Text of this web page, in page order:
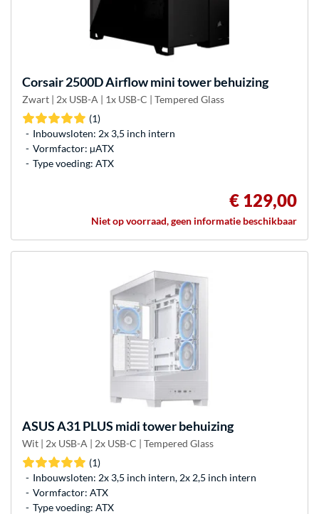
Corsair2500D Airflow mini tower behuizing
Zwart | 2x USB-A | 1x USB-C | Tempered Glass
(1)
Inbouwsloten: 2x 3,5 inch intern
Vormfactor: µATX
Type voeding: ATX
€ 129,00
Niet op voorraad, geen informatie beschikbaar
ASUSA31 PLUS midi tower behuizing
Wit | 2x USB-A | 2x USB-C | Tempered Glass
(1)
Inbouwsloten: 2x 3,5 inch intern, 2x 2,5 inch intern
Vormfactor: ATX
Type voeding: ATX